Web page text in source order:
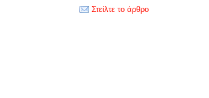
Στείλτε το άρθρο